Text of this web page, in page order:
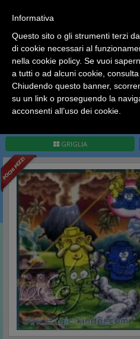
HOME Kinder Sorpresa
Totem
GRIGLIA
Ciao a tutti, il negozio sarà
compreso.
Tutti gli ordini effettuati dopo le
spediti a partire dal giorno 25/
Buone vacanze a tutti dallo
Informativa
Questo sito o gli strumenti terzi
di cookie necessari al
nella cookie policy. Se vuoi
a tutti o ad alcuni cookie, consulta
Chiudendo questo banner,
su un link o proseguendo la
acconsenti all’uso dei cookie.